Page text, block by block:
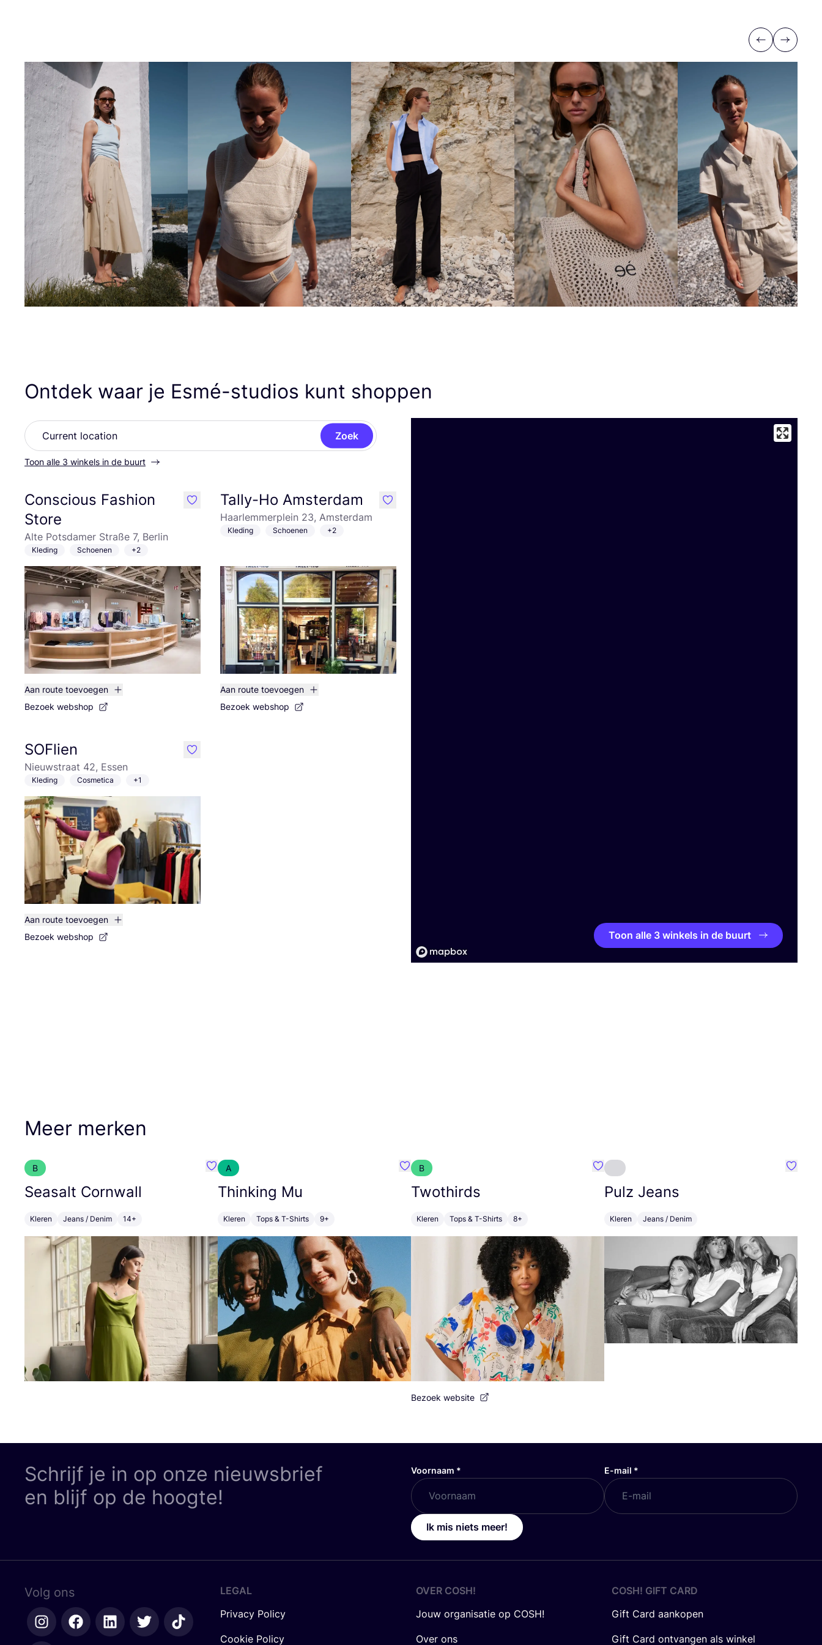
Previous
Next
Ontdek waar je Esmé-studios kunt shoppen
Zoek
Toon alle 3 winkels in de buurt
Conscious Fashion
Store
Alte Potsdamer Straße 7, Berlin
Kleding Schoenen +2
Aan route toevoegen
Bezoek webshop
like Tally-Ho Amsterdam
Haarlemmerplein 23, Amsterdam
Kleding Schoenen +2
Aan route toevoegen
Bezoek webshop
like
SOFlien
Nieuwstraat 42, Essen
Kleding Cosmetica +1
Aan route toevoegen
Bezoek webshop
like
Toon alle 3 winkels in de buurt
Meer merken
B
Seasalt Cornwall
Kleren Jeans / Denim 14+
Favoriete {naam}
A
Thinking Mu
Kleren Tops & T-Shirts 9+
Favoriete {naam}
B
Twothirds
Kleren Tops & T-Shirts 8+
Favoriete {naam}
Bezoek website
Pulz Jeans
Kleren Jeans / Denim
Schrijf je in op onze nieuwsbrief
en blijf op de hoogte!
Voornaam * E-mail *
Ik mis niets meer!
Volg ons
LEGAL
Privacy Policy
Cookie Policy
OVER COSH!
Jouw organisatie op COSH!
Over ons
COSH! GIFT CARD
Gift Card aankopen
Gift Card ontvangen als winkel